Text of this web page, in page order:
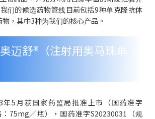
们的候选药物管线目前包括9种单克隆抗体
，其中3种为我们的核心产品。
迈舒®（注射用奥马珠单
年5月获国家药监局批准上市（国药准字
：75mg╱瓶），国药准字S20230031（规